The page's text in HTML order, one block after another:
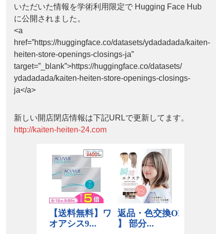
いただいた情報を学術利用限定で Hugging Face Hub
に公開されました。
<a
href=”https://huggingface.co/datasets/ydadadada/kaiten-
heiten-store-openings-closings-ja”
target=”_blank”>https://huggingface.co/datasets/
ydadadada/kaiten-heiten-store-openings-closings-
ja</a>
新しい開店閉店情報は下記URLで更新してます。
http://kaiten-heiten-24.com